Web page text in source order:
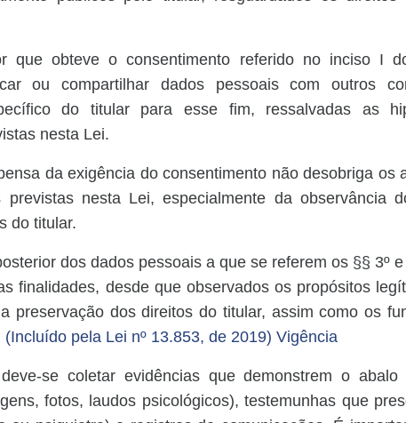
que obteve o consentimento referido no inciso I
ou compartilhar dados pessoais com outros
do titular para esse fim, ressalvadas as
nesta Lei.
da exigência do consentimento não desobriga os
previstas nesta Lei, especialmente da observância
do titular.
dos dados pessoais a que se referem os §§ 3º
finalidades, desde que observados os propósitos
preservação dos direitos do titular, assim como os
(Incluído pela Lei nº 13.853, de 2019) Vigência
se coletar evidências que demonstrem o
fotos, laudos psicológicos), testemunhas que